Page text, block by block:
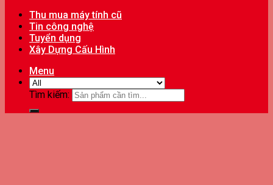
Thu mua máy tính cũ
Tin công nghệ
Tuyển dụng
Xây Dựng Cấu Hình
Menu
Tìm kiếm: